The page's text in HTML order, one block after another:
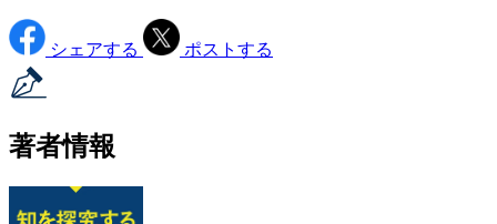
シェアする ポストする
著者情報